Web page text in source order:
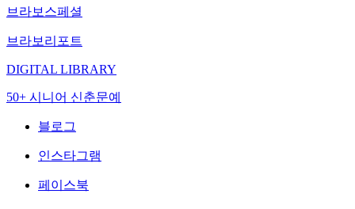
브라보스페셜
브라보리포트
DIGITAL LIBRARY
50+ 시니어 신춘문예
블로그
인스타그램
페이스북